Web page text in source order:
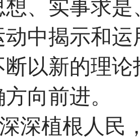
中揭示和
以新的理
向前进。
植根人民